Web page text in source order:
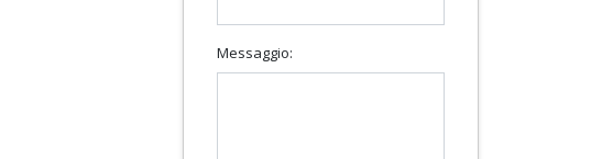
Messaggio: